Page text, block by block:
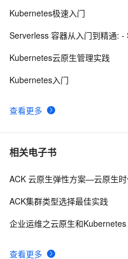
Deployment部署应用
10编写 K8S YAML
查看更多
Kubernetes极速入门
Serverless 容器从入门到精通:
Kubernetes云原生管理实践
Kubernetes入门
相关电子书
查看更多
ACK 云原生弹性方案—云原生
ACK集群类型选择最佳实践
企业运维之云原生和